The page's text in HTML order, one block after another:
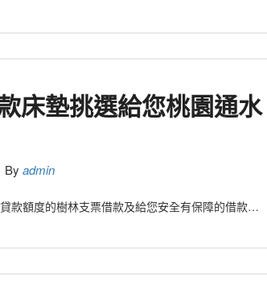
床墊挑選給您桃園通水
By admin
款額度的樹林支票借款及給您安全有保障的借款…